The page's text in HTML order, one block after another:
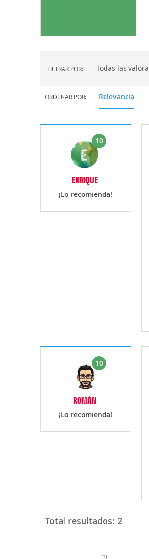
FILTRAR POR: Filtrar por:
ORDENAR POR: Relevancia
10
ENRIQUE
¡Lo recomienda!
10
ROMÁN
¡Lo recomienda!
Total resultados: 2